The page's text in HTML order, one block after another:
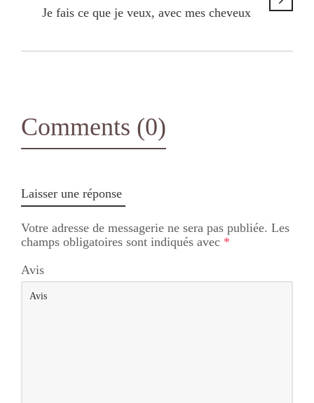
Je fais ce que je veux, avec mes cheveux
Comments (0)
Laisser une réponse
Votre adresse de messagerie ne sera pas publiée. Les
champs obligatoires sont indiqués avec *
Avis